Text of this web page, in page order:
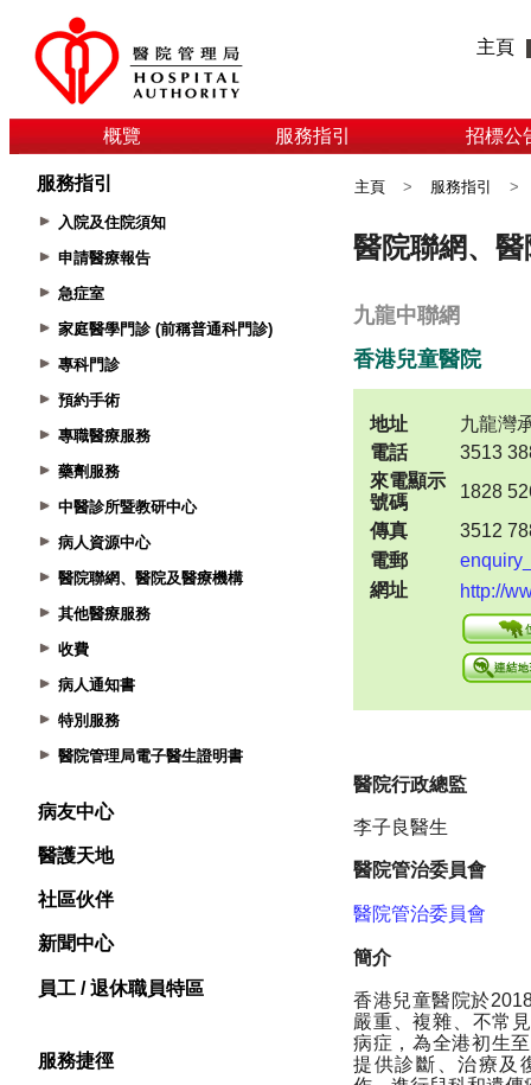
主頁
概覽 服務指引 招標公
服務指引
入院及住院須知
申請醫療報告
急症室
家庭醫學門診 (前稱普通科門診)
專科門診
預約手術
專職醫療服務
藥劑服務
中醫診所暨教研中心
病人資源中心
醫院聯網、醫院及醫療機構
其他醫療服務
收費
病人通知書
特別服務
醫院管理局電子醫生證明書
病友中心
醫護天地
社區伙伴
新聞中心
員工 / 退休職員特區
服務捷徑
主頁 > 服務指引 >